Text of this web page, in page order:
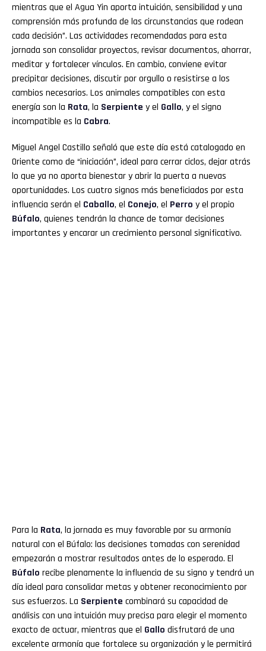
mientras que el Agua Yin aporta intuición, sensibilidad y una
comprensión más profunda de las circunstancias que rodean
cada decisión”. Las actividades recomendadas para esta
jornada son consolidar proyectos, revisar documentos, ahorrar,
meditar y fortalecer vínculos. En cambio, conviene evitar
precipitar decisiones, discutir por orgullo o resistirse a los
cambios necesarios. Los animales compatibles con esta
energía son la Rata, la Serpiente y el Gallo, y el signo
incompatible es la Cabra.
Miguel Angel Castillo señaló que este día está catalogado en
Oriente como de “iniciación”, ideal para cerrar ciclos, dejar atrás
lo que ya no aporta bienestar y abrir la puerta a nuevas
oportunidades. Los cuatro signos más beneficiados por esta
influencia serán el Caballo, el Conejo, el Perro y el propio
Búfalo, quienes tendrán la chance de tomar decisiones
importantes y encarar un crecimiento personal significativo.
Para la Rata, la jornada es muy favorable por su armonía
natural con el Búfalo: las decisiones tomadas con serenidad
empezarán a mostrar resultados antes de lo esperado. El
Búfalo recibe plenamente la influencia de su signo y tendrá un
día ideal para consolidar metas y obtener reconocimiento por
sus esfuerzos. La Serpiente combinará su capacidad de
análisis con una intuición muy precisa para elegir el momento
exacto de actuar, mientras que el Gallo disfrutará de una
excelente armonía que fortalece su organización y le permitirá